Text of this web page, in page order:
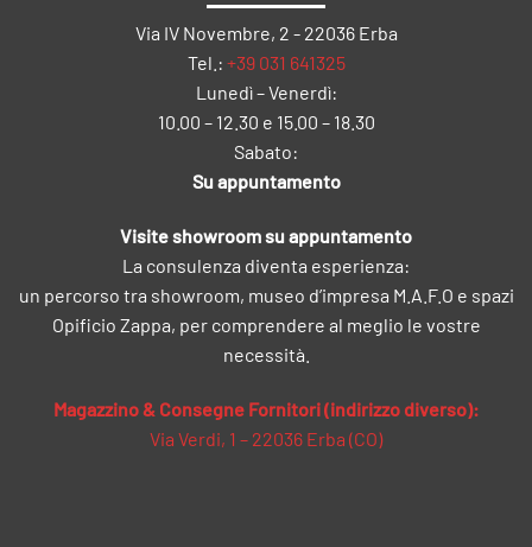
Via IV Novembre, 2 - 22036 Erba
Tel.: +39 031 641325
Lunedì – Venerdì:
10.00 – 12.30 e 15.00 – 18.30
Sabato:
Su appuntamento
Visite showroom su appuntamento
La consulenza diventa esperienza:
un percorso tra showroom, museo d’impresa M.A.F.O e spazi
Opificio Zappa, per comprendere al meglio le vostre
necessità.
Magazzino & Consegne Fornitori (indirizzo diverso):
Via Verdi, 1 – 22036 Erba (CO)